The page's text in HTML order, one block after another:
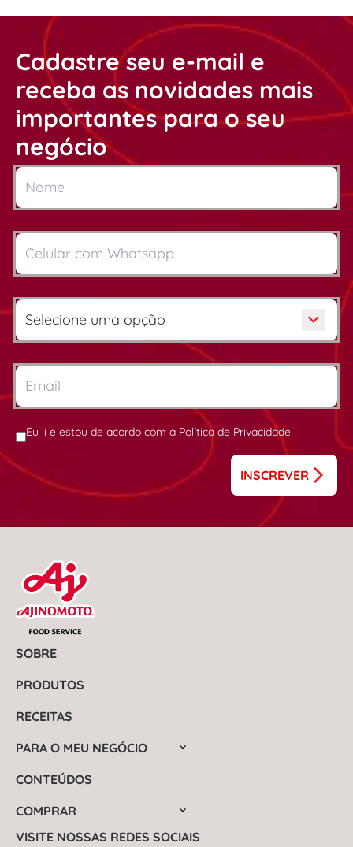
Cadastre seu e-mail e
receba as novidades mais
importantes para o seu
negócio
Eu li e estou de acordo com a Política de Privacidade
INSCREVER
SOBRE
PRODUTOS
RECEITAS
PARA O MEU NEGÓCIO
CONTEÚDOS
COMPRAR
VISITE NOSSAS REDES SOCIAIS